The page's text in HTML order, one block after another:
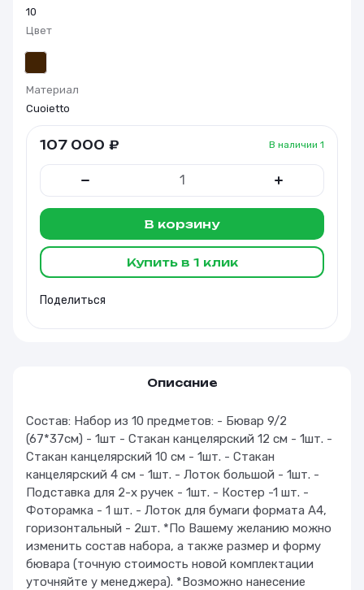
10
Цвет
Материал
Cuoietto
В наличии 1
107 000 ₽
В корзину
Купить в 1 клик
Поделиться
Описание
Состав: Набор из 10 предметов: - Бювар 9/2
(67*37см) - 1шт - Стакан канцелярский 12 см - 1шт. -
Стакан канцелярский 10 см - 1шт. - Стакан
канцелярский 4 см - 1шт. - Лоток большой - 1шт. -
Подставка для 2-х ручек - 1шт. - Костер -1 шт. -
Фоторамка - 1 шт. - Лоток для бумаги формата А4,
горизонтальный - 2шт. *По Вашему желанию можно
изменить состав набора, а также размер и форму
бювара (точную стоимость новой комплектации
уточняйте у менеджера). *Возможно нанесение